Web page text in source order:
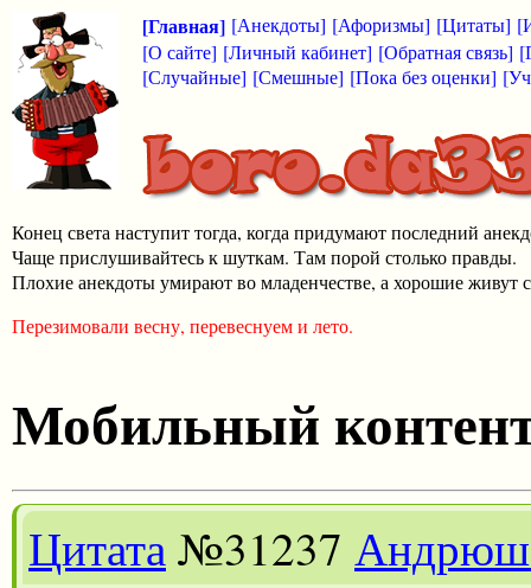
[Главная] [Анекдоты] [Афоризмы] [Цитаты]
[О сайте] [Личный кабинет] [Обратная связь]
[Случайные] [Смешные] [Пока без оценки]
Конец света наступит тогда, когда придумают последний
Чаще прислушивайтесь к шуткам. Там порой столько правды.
Плохие анекдоты умирают во младенчестве, а хорошие живут
Перезимовали весну, перевеснуем и лето.
Мобильный
Цитата№31237